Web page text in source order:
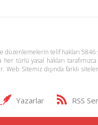
telif hakları
türlü yasal hakları
Web Sitemiz dışında farklı
Yazarlar RSS